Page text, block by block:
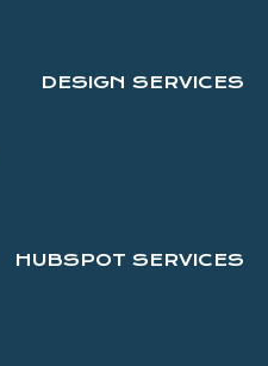
DESIGN SERVICES
HUBSPOT SERVICES